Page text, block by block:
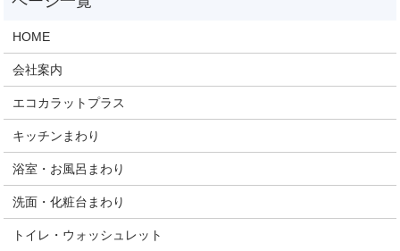
HOME
会社案内
エコカラットプラス
キッチンまわり
浴室・お風呂まわり
洗面・化粧台まわり
トイレ・ウォッシュレット